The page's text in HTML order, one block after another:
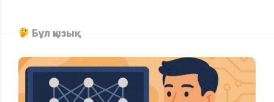
Бұл қызық